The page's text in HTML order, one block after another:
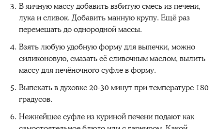
В яичную массу добавить взбитую смесь из печени,
лука и сливок. Добавить манную крупу. Ещё раз
перемешать до однородной массы.
Взять любую удобную форму для выпечки, можно
силиконовую, смазать её сливочным маслом, вылить
массу для печёночного суфле в форму.
Выпекать в духовке 20-30 минут при температуре 180
градусов.
Нежнейшее суфле из куриной печени подают как